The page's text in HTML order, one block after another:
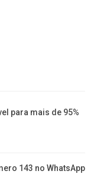
para mais de 95%
143 no WhatsApp